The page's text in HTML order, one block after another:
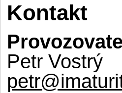
Kontakt
Petr Vostrý